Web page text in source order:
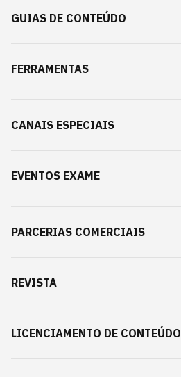
GUIAS DE CONTEÚDO
FERRAMENTAS
CANAIS ESPECIAIS
EVENTOS EXAME
PARCERIAS COMERCIAIS
REVISTA
LICENCIAMENTO DE CONTEÚDO